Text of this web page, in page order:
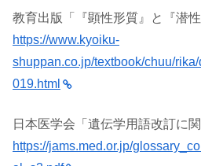
教育出版「『顕性形質』と『潜性
https://www.kyoiku-
shuppan.co.jp/textbook/chuu/
019.html
日本医学会「遺伝学用語改訂に
https://jams.med.or.jp/